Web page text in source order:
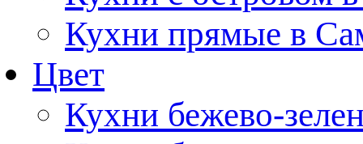
Кухни прямые в
Цвет
Кухни бежево-